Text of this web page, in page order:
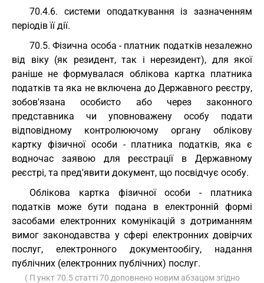
70.4.6. системи оподаткування із зазначенням
періодів її дії.
70.5. Фізична особа - платник податків незалежно
від віку (як резидент, так і нерезидент), для якої
раніше не формувалася облікова картка платника
податків та яка не включена до Державного реєстру,
зобов'язана особисто або через законного
представника чи уповноважену особу подати
відповідному контролюючому органу облікову
картку фізичної особи - платника податків, яка є
водночас заявою для реєстрації в Державному
реєстрі, та пред'явити документ, що посвідчує особу.
Облікова картка фізичної особи - платника
податків може бути подана в електронній формі
засобами електронних комунікацій з дотриманням
вимог законодавства у сфері електронних довірчих
послуг, електронного документообігу, надання
публічних (електронних публічних) послуг.
( П ункт 70.5 статті 70 доповнено новим абзацом згідно